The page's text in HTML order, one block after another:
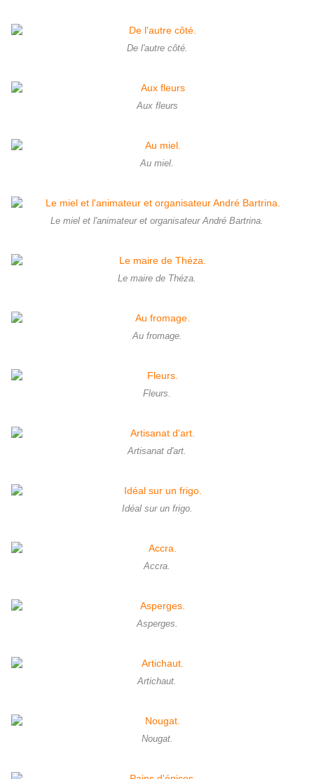
De l'autre côté.
Aux fleurs
Au miel.
Le miel et l'animateur et organisateur André Bartrina.
Le maire de Théza.
Au fromage.
Fleurs.
Artisanat d'art.
Idéal sur un frigo.
Accra.
Asperges.
Artichaut.
Nougat.